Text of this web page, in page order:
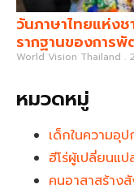
วันภาษาไทยแห่ง
รากฐานของการ
World Vision Thailand
หมวดหมู่
เด็กในความอุ
ฮีโร่ผู้เปลี่ยนแ
คนอาสาสร้าง